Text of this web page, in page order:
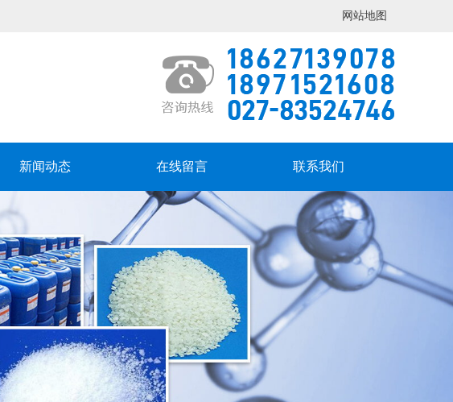
网站地图
新闻动态 在线留言 联系我们